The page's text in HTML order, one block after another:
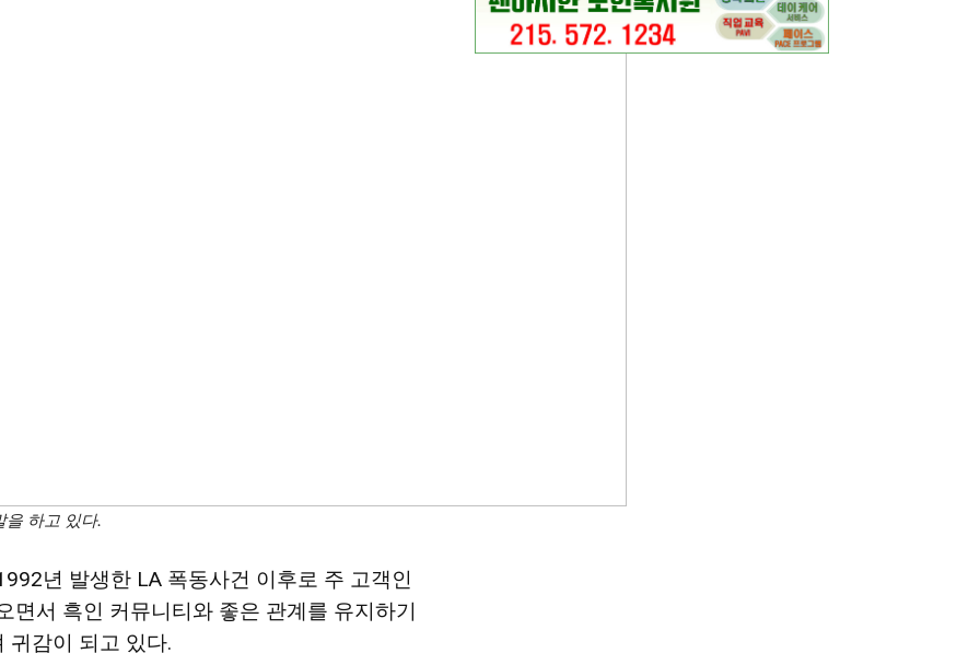
하고 있다.
년 발생한 LA 폭동사건 이후로 주 고객인
면서 흑인 커뮤니티와 좋은 관계를 유지하기
귀감이 되고 있다.